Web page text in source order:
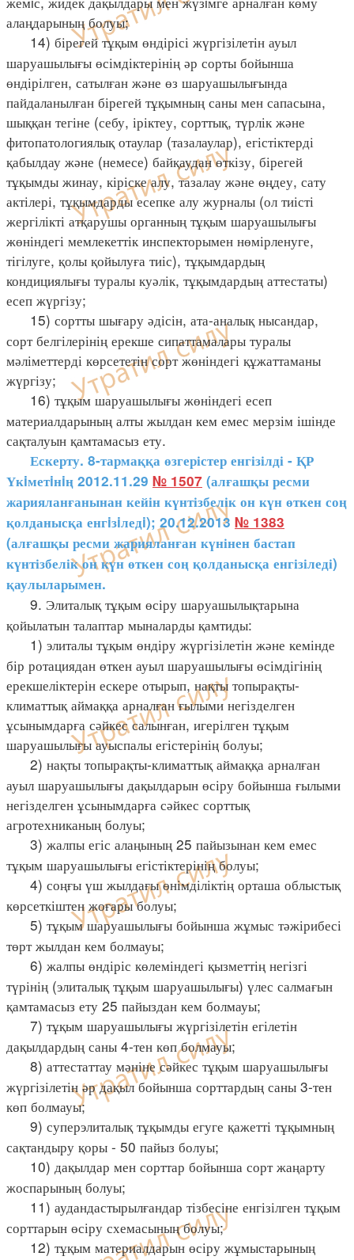
алаңдарының болуы;
14) бірегей тұқым өндірісі жүргізілетін ауыл
шаруашылығы өсімдіктерінің әр сорты бойынша
өндірілген, сатылған және өз шаруашылығында
пайдаланылған бірегей тұқымның саны мен сапасына,
шыққан тегіне (себу, іріктеу, сорттық, түрлік және
фитопатологиялық отаулар (тазалаулар), егістіктерді
қабылдау және (немесе) байқаудан өткізу, бірегей
тұқымды жинау, кіріске алу, тазалау және өңдеу, сату
актілері, тұқымдарды есепке алу журналы (ол тиісті
жергілікті атқарушы органның тұқым шаруашылығы
жөніндегі мемлекеттік инспекторымен нөмірленуге,
тігілуге, қолы қойылуға тиіс), тұқымдардың
кондициялығы туралы куәлік, тұқымдардың аттестаты)
есеп жүргізу;
15) сортты шығару әдісін, ата-аналық нысандар,
сорт белгілерінің ерекше сипаттамалары туралы
мәліметтерді көрсететін сорт жөніндегі құжаттаманы
жүргізу;
16) тұқым шаруашылығы жөніндегі есеп
материалдарының алты жылдан кем емес мерзім ішінде
сақталуын қамтамасыз ету.
Ескерту. 8-тармаққа өзгерістер енгізілді - ҚР
Үкiметiнiң 2012.11.29 № 1507 (алғашқы ресми
жарияланғанынан кейін күнтізбелік он күн өткен соң
қолданысқа енгiзiледi); 20.12.2013 № 1383
(алғашқы ресми жарияланған күнінен бастап
күнтізбелік он күн өткен соң қолданысқа енгізіледі)
қаулыларымен.
9. Элиталық тұқым өсіру шаруашылықтарына
қойылатын талаптар мыналарды қамтиды:
1) элиталы тұқым өндіру жүргізілетін және кемінде
бір ротациядан өткен ауыл шаруашылығы өсімдігінің
ерекшеліктерін ескере отырып, нақты топырақты-
климаттық аймаққа арналған ғылыми негізделген
ұсынымдарға сәйкес салынған, игерілген тұқым
шаруашылығы ауыспалы егістерінің болуы;
2) нақты топырақты-климаттық аймаққа арналған
ауыл шаруашылығы дақылдарын өсіру бойынша ғылыми
негізделген ұсынымдарға сәйкес сорттық
агротехниканың болуы;
3) жалпы егіс алаңының 25 пайызынан кем емес
тұқым шаруашылығы егістіктерінің болуы;
4) соңғы үш жылдағы өнімділіктің орташа облыстық
көрсеткіштен жоғары болуы;
5) тұқым шаруашылығы бойынша жұмыс тәжірибесі
төрт жылдан кем болмауы;
6) жалпы өндіріс көлеміндегі қызметтің негізгі
түрінің (элиталық тұқым шаруашылығы) үлес салмағын
қамтамасыз ету 25 пайыздан кем болмауы;
7) тұқым шаруашылығы жүргізілетін егілетін
дақылдардың саны 4-тен көп болмауы;
8) аттестаттау мәніне сәйкес тұқым шаруашылығы
жүргізілетін әр дақыл бойынша сорттардың саны 3-тен
көп болмауы;
9) суперэлиталық тұқымды егуге қажетті тұқымның
сақтандыру қоры - 50 пайыз болуы;
10) дақылдар мен сорттар бойынша сорт жаңарту
жоспарының болуы;
11) аудандастырылғандар тізбесіне енгізілген тұқым
сорттарын өсіру схемасының болуы;
12) тұқым материалдарын өсіру жұмыстарының